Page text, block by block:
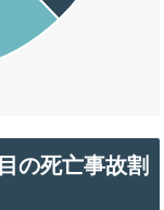
の死亡事故割